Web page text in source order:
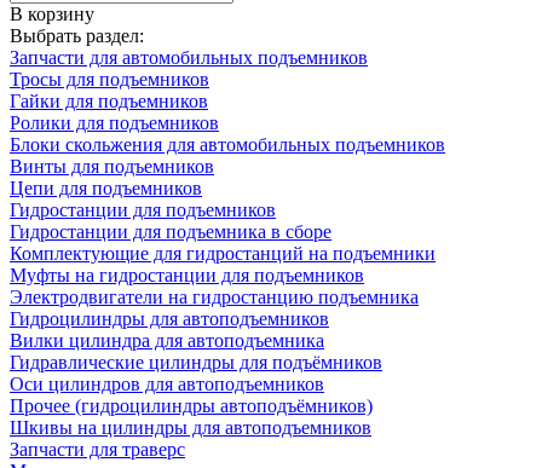
В корзину
Выбрать раздел:
Запчасти для автомобильных подъемников
Тросы для подъемников
Гайки для подъемников
Ролики для подъемников
Блоки скольжения для автомобильных подъемников
Винты для подъемников
Цепи для подъемников
Гидростанции для подъемников
Гидростанции для подъемника в сборе
Комплектующие для гидростанций на подъемники
Муфты на гидростанции для подъемников
Электродвигатели на гидростанцию подъемника
Гидроцилиндры для автоподъемников
Вилки цилиндра для автоподъемника
Гидравлические цилиндры для подъёмников
Оси цилиндров для автоподъемников
Прочее (гидроцилиндры автоподъёмников)
Шкивы на цилиндры для автоподъемников
Запчасти для траверс